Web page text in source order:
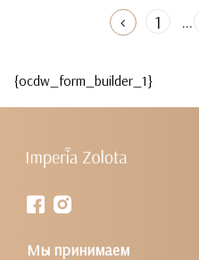
1 ...
{ocdw_form_builder_1}
Мы принимаем